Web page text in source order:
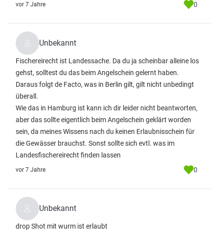
vor 7 Jahre 0
Unbekannt
Fischereirecht ist Landessache. Da du ja scheinbar alleine los
gehst, solltest du das beim Angelschein gelernt haben.
Daraus folgt de Facto, was in Berlin gilt, gilt nicht unbedingt
überall.
Wie das in Hamburg ist kann ich dir leider nicht beantworten,
aber das sollte eigentlich beim Angelschein geklärt worden
sein, da meines Wissens nach du keinen Erlaubnisschein für
die Gewässer brauchst. Sonst sollte sich evtl. was im
Landesfischereirecht finden lassen
vor 7 Jahre 0
Unbekannt
drop Shot mit wurm ist erlaubt